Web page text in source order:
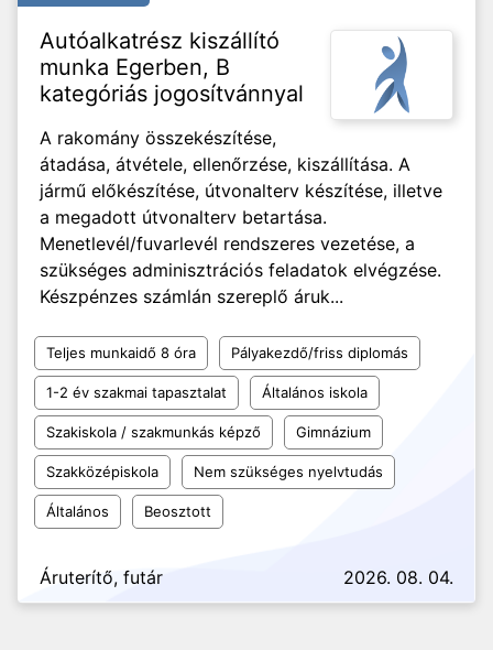
Autóalkatrész kiszállító
munka Egerben, B
kategóriás jogosítvánnyal
A rakomány összekészítése,
átadása, átvétele, ellenőrzése, kiszállítása. A
jármű előkészítése, útvonalterv készítése, illetve
a megadott útvonalterv betartása.
Menetlevél/fuvarlevél rendszeres vezetése, a
szükséges adminisztrációs feladatok elvégzése.
Készpénzes számlán szereplő áruk...
Teljes munkaidő 8 óra Pályakezdő/friss diplomás
1-2 év szakmai tapasztalat Általános iskola
Szakiskola / szakmunkás képző Gimnázium
Szakközépiskola Nem szükséges nyelvtudás
Általános Beosztott
Áruterítő, futár 2026. 08. 04.